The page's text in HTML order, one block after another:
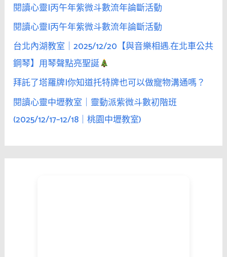
閱讀心靈|丙午年紫微斗數流年論斷活動
閱讀心靈|丙午年紫微斗數流年論斷活動
台北內湖教室｜2025/12/20【與音樂相遇.在北車公共
鋼琴】用琴聲點亮聖誕
拜託了塔羅牌|你知道托特牌也可以做寵物溝通嗎？
閱讀心靈中壢教室｜靈動派紫微斗數初階班
(2025/12/17–12/18｜桃園中壢教室)